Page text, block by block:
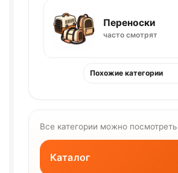
Переноски
часто смотрят
Похожие категории
Все категории можно посмотреть
Каталог